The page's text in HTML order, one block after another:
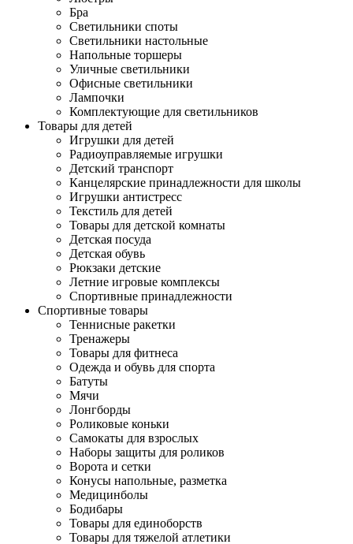
Бра
Светильники споты
Светильники настольные
Напольные торшеры
Уличные светильники
Офисные светильники
Лампочки
Комплектующие для светильников
Товары для детей
Игрушки для детей
Радиоуправляемые игрушки
Детский транспорт
Канцелярские принадлежности для школы
Игрушки антистресс
Текстиль для детей
Товары для детской комнаты
Детская посуда
Детская обувь
Рюкзаки детские
Летние игровые комплексы
Спортивные принадлежности
Спортивные товары
Теннисные ракетки
Тренажеры
Товары для фитнеса
Одежда и обувь для спорта
Батуты
Мячи
Лонгборды
Роликовые коньки
Самокаты для взрослых
Наборы защиты для роликов
Ворота и сетки
Конусы напольные, разметка
Медицинболы
Бодибары
Товары для единоборств
Товары для тяжелой атлетики